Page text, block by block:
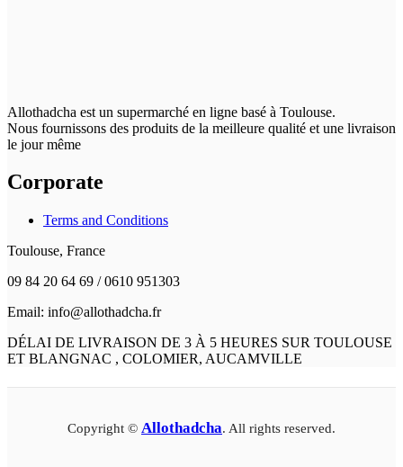
Allothadcha est un supermarché en ligne basé à Toulouse.
Nous fournissons des produits de la meilleure qualité et une livraison
le jour même
Corporate
Terms and Conditions
Toulouse, France
09 84 20 64 69 / 0610 951303
Email: info@allothadcha.fr
DÉLAI DE LIVRAISON DE 3 À 5 HEURES SUR TOULOUSE
ET BLANGNAC , COLOMIER, AUCAMVILLE
Copyright © Allothadcha. All rights reserved.